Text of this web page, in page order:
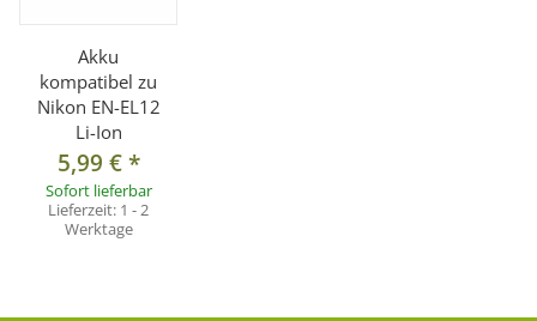
Akku
kompatibel zu
Nikon EN-EL12
Li-Ion
5,99 €*
Sofort lieferbar
Lieferzeit: 1 - 2
Werktage